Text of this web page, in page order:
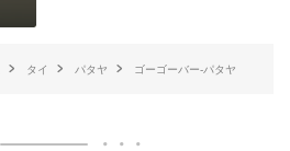
タイ パタヤ ゴーゴーバー-パタヤ